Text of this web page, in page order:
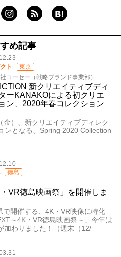
め記事
ト
東京
コーセー（戦略ブランド事業部）
新クリエイティブディ
ーKANAKOによる初クリエ
ン、2020年春コレクション
）、新クリエイティブディレク
ンとなる、Spring 2020 Collection
徳島
・VR徳島映画祭」を開催しま
で開催する、4K・VR映像に特化
～4K・VR徳島映画祭～」今年は
加わりました！（週末（12/